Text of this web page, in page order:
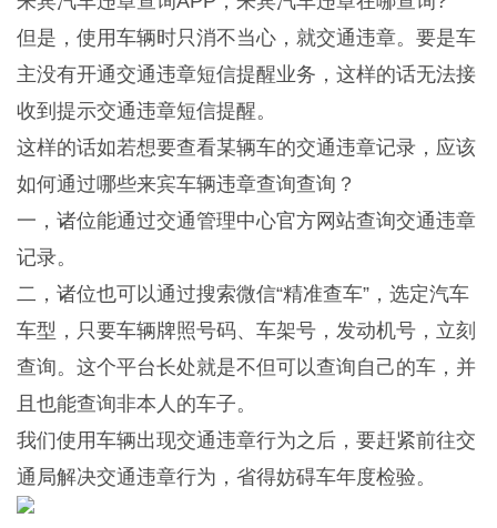
但是，使用车辆时只消不当心，就交通违章。要是车
主没有开通交通违章短信提醒业务，这样的话无法接
收到提示交通违章短信提醒。
这样的话如若想要查看某辆车的交通违章记录，应该
如何通过哪些来宾车辆违章查询查询？
一，诸位能通过交通管理中心官方网站查询交通违章
记录。
二，诸位也可以通过搜索微信“精准查车”，选定汽车
车型，只要车辆牌照号码、车架号，发动机号，立刻
查询。这个平台长处就是不但可以查询自己的车，并
且也能查询非本人的车子。
我们使用车辆出现交通违章行为之后，要赶紧前往交
通局解决交通违章行为，省得妨碍车年度检验。